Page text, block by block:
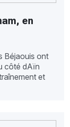
en
Béjaouis ont
côté dAïn
et